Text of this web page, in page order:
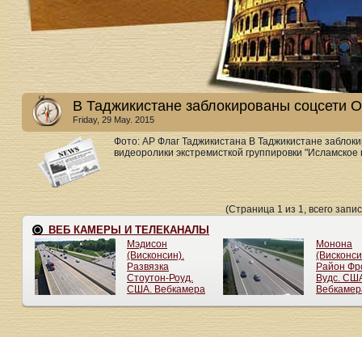
В Таджикистане заблокированы соцсети
Friday, 29 May. 2015
Фото: AP Флаг Таджикистана В Таджикистане
видеоролики экстремисткой группировки
(Страница 1 из 1, всего